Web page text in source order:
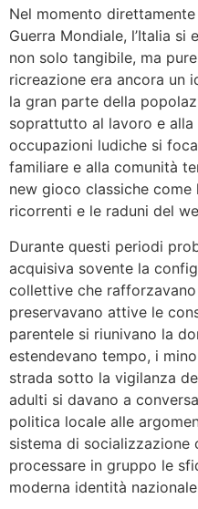
Nel momento
Guerra Mondiale, l’Italia
non solo tangibile, ma
ricreazione era ancora un
la gran parte della
soprattutto al lavoro e alla
occupazioni ludiche si
familiare e alla comunità
new gioco classiche
ricorrenti e le raduni del
Durante questi periodi
acquisiva sovente la
collettive che
preservavano attive le
parentele si riunivano la
estendevano tempo, i
strada sotto la vigilanza
adulti si davano a
politica locale alle
sistema di
processare in gruppo le
moderna identità